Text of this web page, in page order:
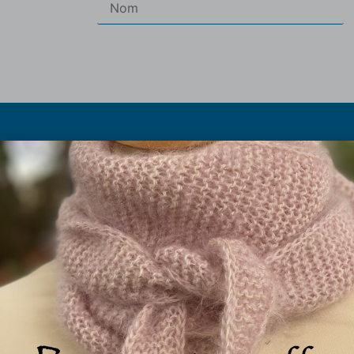
Olivier et Marielle Chautard
Ferme de Rouzaud (sur RDV)
09100 St Victor Rouzaud
09.75.99.11.94
Les
Les
Histoire du
Taille à
Les fils
La